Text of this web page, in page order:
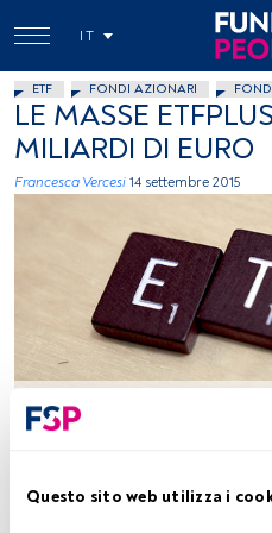
Questo sito web utilizza i
IT
ETF FONDI AZIONARI
LE MASSE
MILIARDI DI EURO
Francesca Vercesi 14 settembre 2015
Tempo di lettura:2 min.